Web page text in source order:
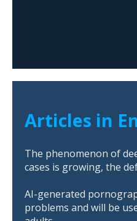
Articles in
The phenomenon of
cases is growing, the
AI-generated
problems and will be